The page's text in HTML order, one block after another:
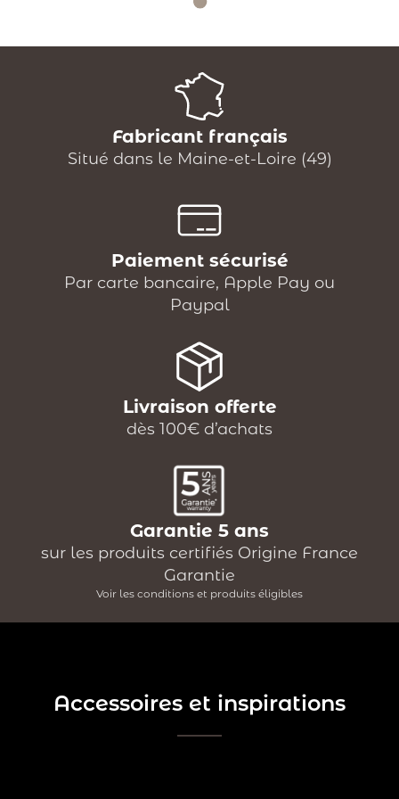
Fabricant français
Situé dans le Maine-et-Loire (49)
Paiement sécurisé
Par carte bancaire, Apple Pay ou
Paypal
Livraison offerte
dès 100€ d’achats
Garantie 5 ans
sur les produits certifiés Origine France
Garantie
Voir les conditions et produits éligibles
Accessoires et inspirations